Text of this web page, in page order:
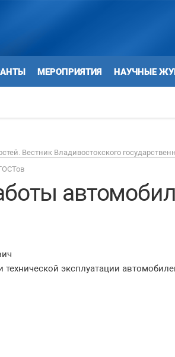
МЕРОПРИЯТИЯ НАУЧНЫЕ
Вестник Владивостокского
эксплуатации